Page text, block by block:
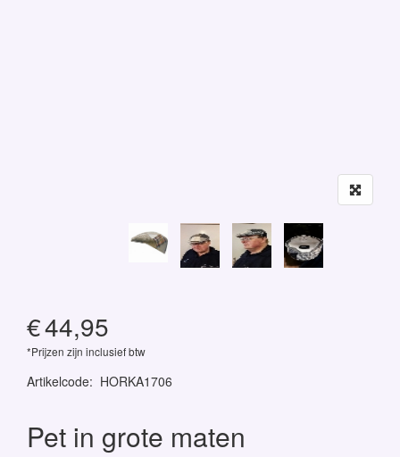
€44,95
*Prijzen zijn inclusief btw
Artikelcode: HORKA1706
Pet in grote maten